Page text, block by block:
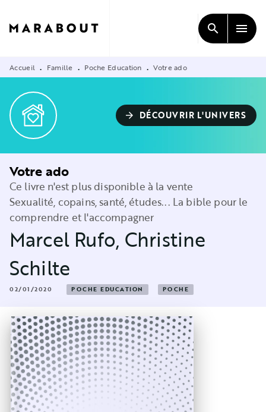
CONTENU
search menu
Accueil • Famille • Poche Education • Votre ado
arrow_forward DÉCOUVRIR L'UNIVERS
Votre ado
Ce livre n'est plus disponible à la vente
Sexualité, copains, santé, études... La bible pour le
comprendre et l'accompagner
Marcel Rufo, Christine
Schilte
02/01/2020 POCHE EDUCATION POCHE